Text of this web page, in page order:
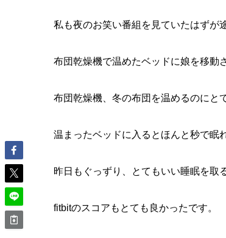
私も夜のお笑い番組を見ていたはずが
布団乾燥機で温めたベッドに娘を移動
布団乾燥機、冬の布団を温めるのにと
温まったベッドに入るとほんと秒で眠
昨日もぐっずり、とてもいい睡眠を取
fitbitのスコアもとても良かったです。